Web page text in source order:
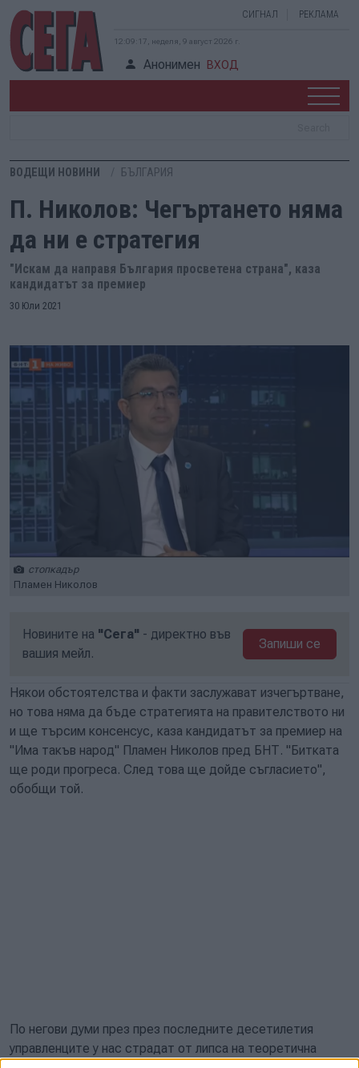
СИГНАЛ РЕКЛАМА
12:09:18, неделя, 9 август 2026 г.
Анонимен ВХОД
ВОДЕЩИ НОВИНИ БЪЛГАРИЯ
П. Николов: Чегъртането няма
да ни е стратегия
"Искам да направя България просветена страна", каза
кандидатът за премиер
30 Юли 2021
стопкадър
Пламен Николов
Новините на "Сега" - директно във
вашия мейл.
Запиши се
Някои обстоятелства и факти заслужават изчегъртване,
но това няма да бъде стратегията на правителството ни
и ще търсим консенсус, каза кандидатът за премиер на
"Има такъв народ" Пламен Николов пред БНТ. "Битката
ще роди прогреса. След това ще дойде съгласието",
обобщи той.
По негови думи през през последните десетилетия
управленците у нас страдат от липса на теоретична